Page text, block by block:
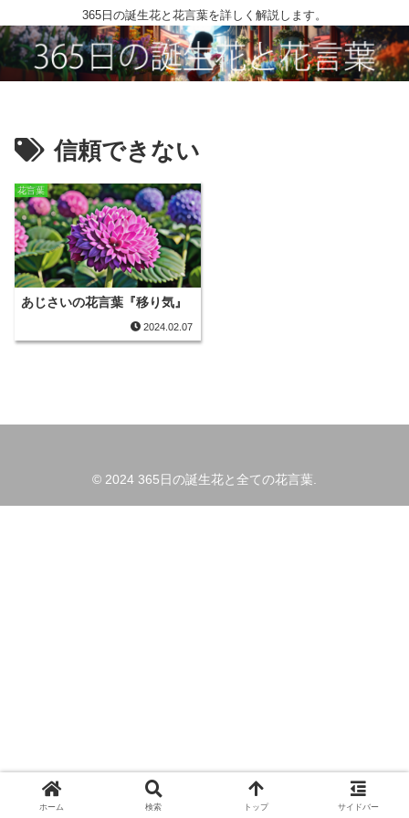
365日の誕生花と花言葉を詳しく解説します。
信頼できない
花言葉
あじさいの花言葉『移り気』
2024.02.07
© 2024 365日の誕生花と全ての花言葉.
ホーム 検索 トップ サイドバー